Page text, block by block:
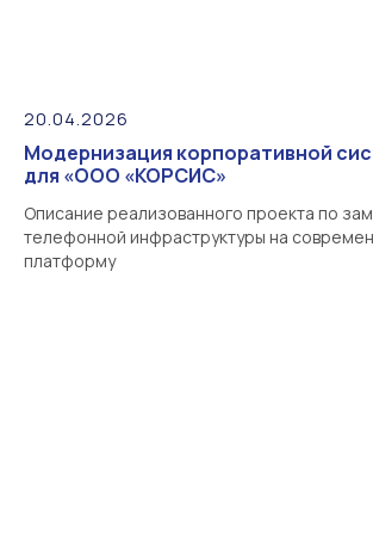
20.04.2026
Модернизация корпоративной
для «ООО «КОРСИС»
Описание реализованного проекта по
телефонной инфраструктуры на
платформу